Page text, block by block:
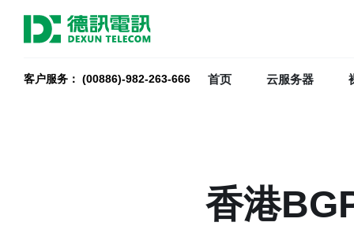
客户服务： (00886)-982-263-666 首页 云服务器
香港